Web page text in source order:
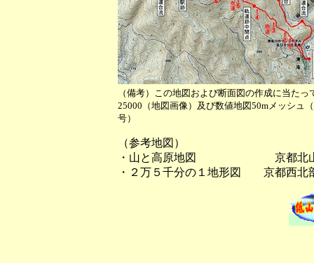
（備考）この地図および断面図の作成に当た
25000（地図画像）及び数値地図50mメッシ
号）
（参考地図）
・山と高原地図 京都北
・２万５千分の１地形図 京都西北